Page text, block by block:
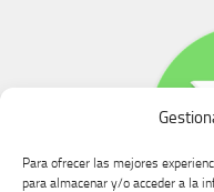
Para ofrecer las mejores
para almacenar y/o acceder a la